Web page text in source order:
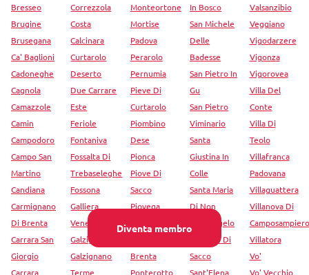
Diventa membro
Bresseo
Brugine
Brusegana
Ca' Baglioni
Cadoneghe
Cagnola
Camazzole
Camin
Campodoro
Campo San
Martino
Candiana
Carmignano
Di Brenta
Carrara San
Giorgio
Carrara
Correzzola
Costa
Calcinara
Curtarolo
Deserto
Due Carrare
Este
Feriole
Fontaniva
Fossalta Di
Trebaseleghe
Fossona
Galliera
Veneta
Galzignano
Galzignano
Terme
Monteortone
Mortise
Padova
Perarolo
Pernumia
Pieve Di
Curtarolo
Piombino
Dese
Pionca
Piove Di
Sacco
Piovega
Brenta
Ponterotto
In Bosco
San Michele
Delle
Badesse
San Pietro In
Gu
San Pietro
Viminario
Santa
Giustina In
Colle
Santa Maria
Di Non
Sant'Angelo
Di Piove Di
Sacco
Sant'Elena
Valsanzibio
Veggiano
Vigodarzere
Vigonza
Vigorovea
Villa Del
Conte
Villa Di
Teolo
Villafranca
Padovana
Villaguattera
Villanova Di
Camposampiero
Villatora
Vo'
Vo' Vecchio